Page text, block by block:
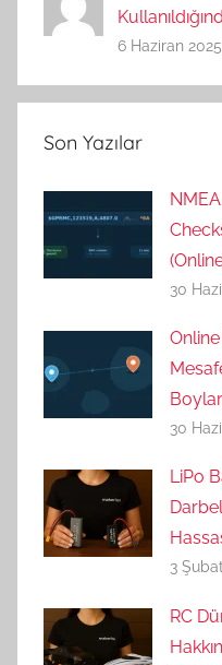
6 Haziran
Son Yazılar
30
30
LiPo
3
RC